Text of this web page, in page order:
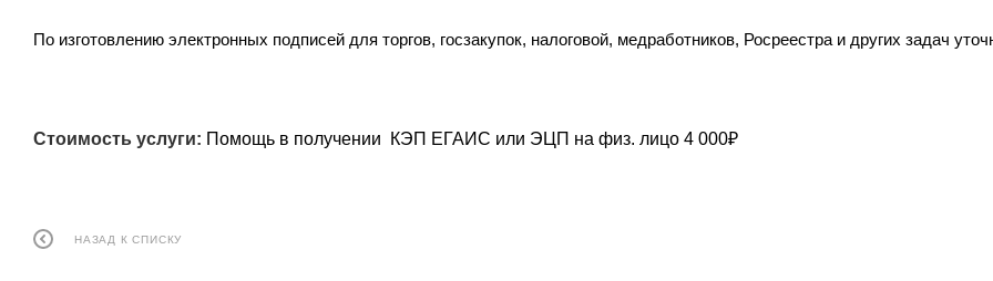
По изготовлению электронных подписей для торгов, госзакупок, налоговой, медработников, Росреестра и других задач
Стоимость услуги: Помощь в получении КЭП ЕГАИС или ЭЦП на физ. лицо 4 000₽
НАЗАД К СПИСКУ